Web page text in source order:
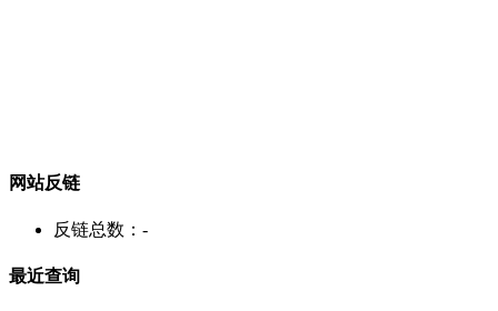
网站反链
反链总数： -
最近查询